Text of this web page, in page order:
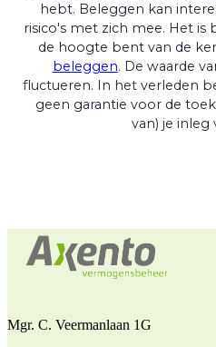
hebt. Beleggen kan
risico's met zich mee. Het is
de hoogte bent van de
beleggen. De waarde
fluctueren. In het verleden
geen garantie voor de
van) je inleg
Mgr. C. Veermanlaan 1G